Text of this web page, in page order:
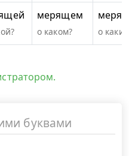
мерящем
о каком? о